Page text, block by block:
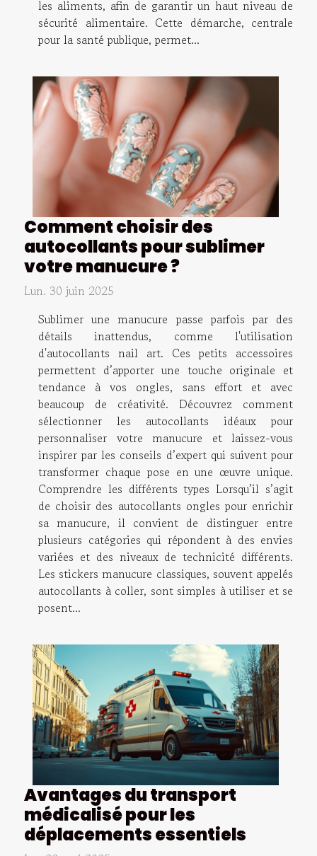
les aliments, afin de garantir un haut niveau de
sécurité alimentaire. Cette démarche, centrale
pour la santé publique, permet...
Comment choisir des
autocollants pour sublimer
votre manucure ?
Lun. 30 juin 2025
Sublimer une manucure passe parfois par des
détails inattendus, comme l'utilisation
d'autocollants nail art. Ces petits accessoires
permettent d’apporter une touche originale et
tendance à vos ongles, sans effort et avec
beaucoup de créativité. Découvrez comment
sélectionner les autocollants idéaux pour
personnaliser votre manucure et laissez-vous
inspirer par les conseils d’expert qui suivent pour
transformer chaque pose en une œuvre unique.
Comprendre les différents types Lorsqu’il s’agit
de choisir des autocollants ongles pour enrichir
sa manucure, il convient de distinguer entre
plusieurs catégories qui répondent à des envies
variées et des niveaux de technicité différents.
Les stickers manucure classiques, souvent appelés
autocollants à coller, sont simples à utiliser et se
posent...
Avantages du transport
médicalisé pour les
déplacements essentiels